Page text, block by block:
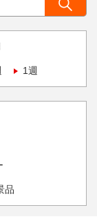
1週
品